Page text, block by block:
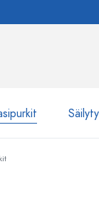
Näytä kaikki Pullot